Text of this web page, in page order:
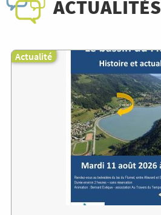
ACTUALITÉS
Image
Actualité